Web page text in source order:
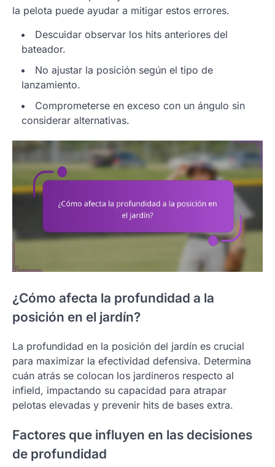
la pelota puede ayudar a mitigar estos errores.
Descuidar observar los hits anteriores del
bateador.
No ajustar la posición según el tipo de
lanzamiento.
Comprometerse en exceso con un ángulo sin
considerar alternativas.
¿Cómo afecta la profundidad a la
posición en el jardín?
La profundidad en la posición del jardín es crucial
para maximizar la efectividad defensiva. Determina
cuán atrás se colocan los jardineros respecto al
infield, impactando su capacidad para atrapar
pelotas elevadas y prevenir hits de bases extra.
Factores que influyen en las decisiones
de profundidad